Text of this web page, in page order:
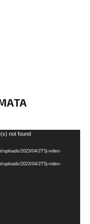
not found
uploads/2023/04/2T5j-video-
uploads/2023/04/2T5j-video-